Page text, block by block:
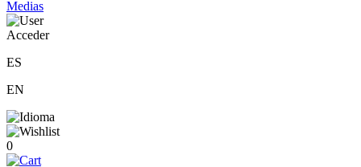
Medias
Acceder
ES
EN
0